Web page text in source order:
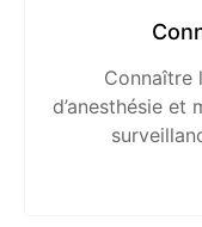
Connaître
d’anesthésie et